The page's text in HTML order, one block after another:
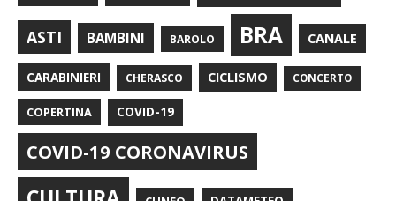
ASTI BAMBINI BAROLO BRA CANALE
CARABINIERI CHERASCO CICLISMO CONCERTO
COPERTINA COVID-19
COVID-19 CORONAVIRUS